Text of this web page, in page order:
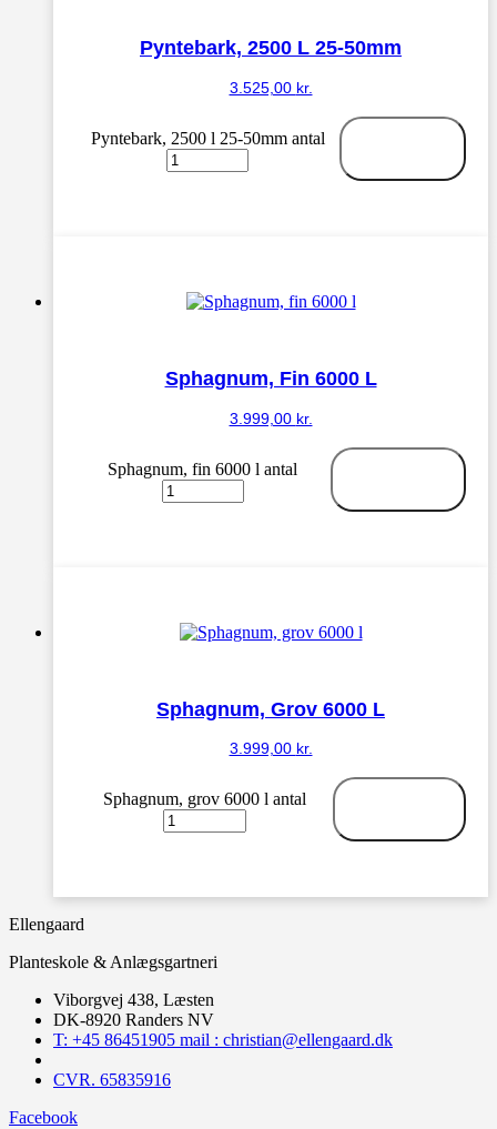
Pyntebark, 2500 L 25-50mm
3.525,00 kr.
Pyntebark, 2500 l 25-50mm antal
Sphagnum, Fin 6000 L
3.999,00 kr.
Sphagnum, fin 6000 l antal
Sphagnum, Grov 6000 L
3.999,00 kr.
Sphagnum, grov 6000 l antal
Ellengaard
Planteskole & Anlægsgartneri
Viborgvej 438, Læsten
DK-8920 Randers NV
T: +45 86451905 mail : christian@ellengaard.dk
CVR. 65835916
Facebook